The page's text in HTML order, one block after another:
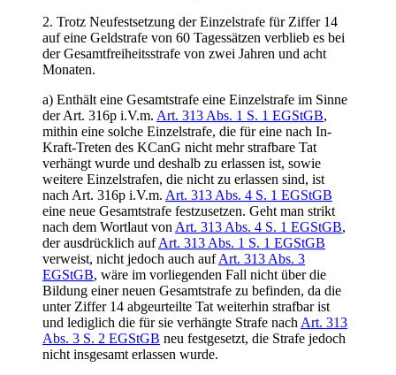
2. Trotz Neufestsetzung der Einzelstrafe für Ziffer 14
auf eine Geldstrafe von 60 Tagessätzen verblieb es bei
der Gesamtfreiheitsstrafe von zwei Jahren und acht
Monaten.
a) Enthält eine Gesamtstrafe eine Einzelstrafe im Sinne
der Art. 316p i.V.m. Art. 313 Abs. 1 S. 1 EGStGB,
mithin eine solche Einzelstrafe, die für eine nach In-
Kraft-Treten des KCanG nicht mehr strafbare Tat
verhängt wurde und deshalb zu erlassen ist, sowie
weitere Einzelstrafen, die nicht zu erlassen sind, ist
nach Art. 316p i.V.m. Art. 313 Abs. 4 S. 1 EGStGB
eine neue Gesamtstrafe festzusetzen. Geht man strikt
nach dem Wortlaut von Art. 313 Abs. 4 S. 1 EGStGB,
der ausdrücklich aufArt. 313 Abs. 1 S. 1 EGStGB
verweist, nicht jedoch auch aufArt. 313 Abs. 3
EGStGB, wäre im vorliegenden Fall nicht über die
Bildung einer neuen Gesamtstrafe zu befinden, da die
unter Ziffer 14 abgeurteilte Tat weiterhin strafbar ist
und lediglich die für sie verhängte Strafe nach Art. 313
Abs. 3 S. 2 EGStGB neu festgesetzt, die Strafe jedoch
nicht insgesamt erlassen wurde.